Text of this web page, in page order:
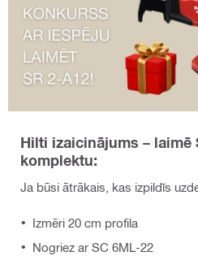
Hilti izaicinājums – laimē
komplektu:
Ja būsi ātrākais, kas izpildīs
Izmēri 20 cm profila
Nogriez ar SC 6ML-22